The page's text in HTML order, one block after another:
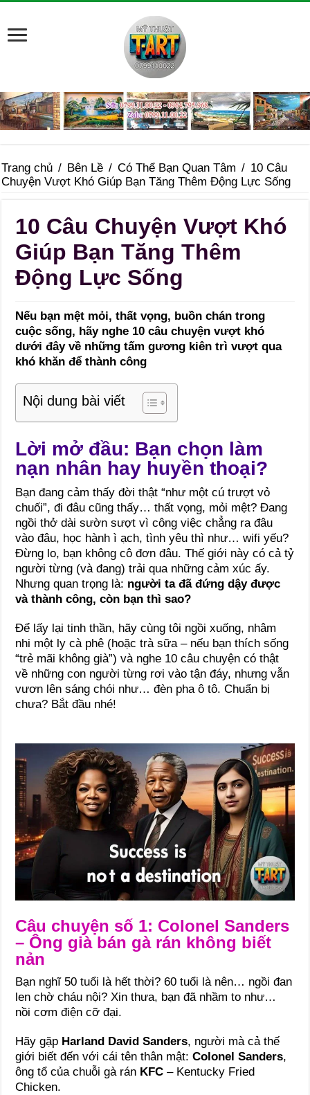
Trang chủ / Bên Lề / Có Thể Bạn Quan Tâm / 10 Câu
Chuyện Vượt Khó Giúp Bạn Tăng Thêm Động Lực Sống
10 Câu Chuyện Vượt Khó
Giúp Bạn Tăng Thêm
Động Lực Sống
Nếu bạn mệt mỏi, thất vọng, buồn chán trong
cuộc sống, hãy nghe 10 câu chuyện vượt khó
dưới đây về những tấm gương kiên trì vượt qua
khó khăn để thành công
Nội dung bài viết
Lời mở đầu: Bạn chọn làm
nạn nhân hay huyền thoại?
Bạn đang cảm thấy đời thật “như một cú trượt vỏ
chuối”, đi đâu cũng thấy… thất vọng, mỏi mệt? Đang
ngồi thở dài sườn sượt vì công việc chẳng ra đâu
vào đâu, học hành ì ạch, tình yêu thì như… wifi yếu?
Đừng lo, bạn không cô đơn đâu. Thế giới này có cả tỷ
người từng (và đang) trải qua những cảm xúc ấy.
Nhưng quan trọng là: người ta đã đứng dậy được
và thành công, còn bạn thì sao?
Để lấy lại tinh thần, hãy cùng tôi ngồi xuống, nhâm
nhi một ly cà phê (hoặc trà sữa – nếu bạn thích sống
“trẻ mãi không già”) và nghe 10 câu chuyện có thật
về những con người từng rơi vào tận đáy, nhưng vẫn
vươn lên sáng chói như… đèn pha ô tô. Chuẩn bị
chưa? Bắt đầu nhé!
Câu chuyện số 1: Colonel Sanders
– Ông già bán gà rán không biết
nản
Bạn nghĩ 50 tuổi là hết thời? 60 tuổi là nên… ngồi đan
len chờ cháu nội? Xin thưa, bạn đã nhầm to như…
nồi cơm điện cỡ đại.
Hãy gặp Harland David Sanders, người mà cả thế
giới biết đến với cái tên thân mật:Colonel Sanders,
ông tổ của chuỗi gà rán KFC – Kentucky Fried
Chicken.